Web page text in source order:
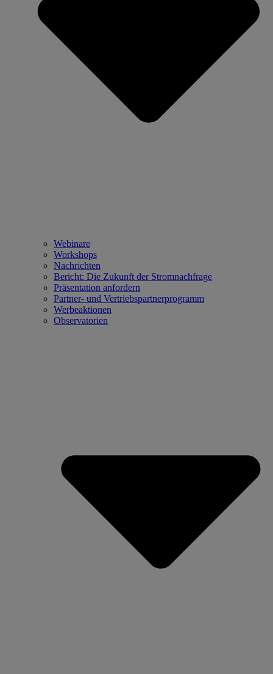
Webinare
Workshops
Nachrichten
Bericht: Die Zukunft der Stromnachfrage
Präsentation anfordern
Partner- und Vertriebspartnerprogramm
Werbeaktionen
Observatorien